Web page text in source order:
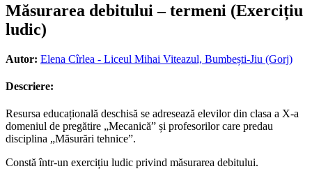
Măsurarea debitului – termeni (Exercițiu
ludic)
Autor: Elena Cîrlea - Liceul Mihai Viteazul, Bumbești-Jiu (Gorj)
Descriere:
Resursa educațională deschisă se adresează elevilor din clasa a X-a
domeniul de pregătire „Mecanică” și profesorilor care predau
disciplina „Măsurări tehnice”.
Constă într-un exercițiu ludic privind măsurarea debitului.